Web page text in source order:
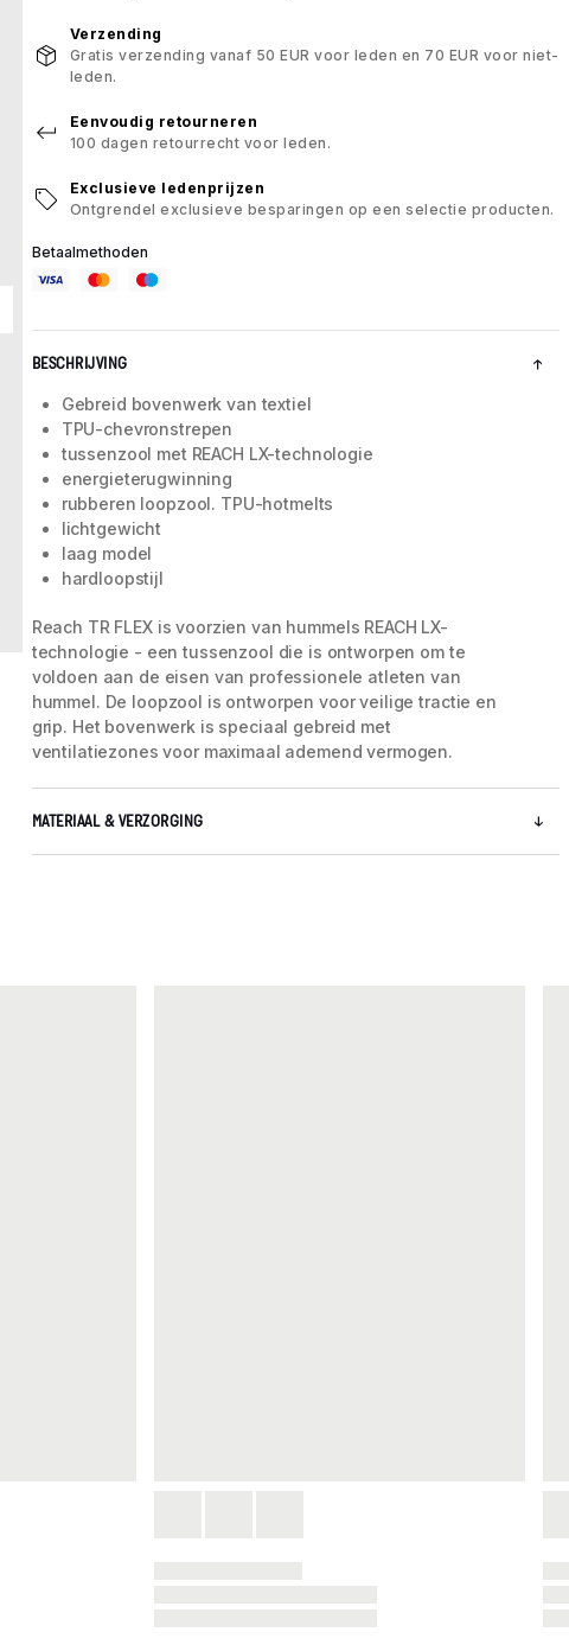
Verzending
Gratis verzending vanaf 50 EUR voor leden en 70 EUR voor niet-
leden.
Eenvoudig retourneren
100 dagen retourrecht voor leden.
Exclusieve ledenprijzen
Ontgrendel exclusieve besparingen op een selectie producten.
Betaalmethoden
BESCHRIJVING
Gebreid bovenwerk van textiel
TPU-chevronstrepen
tussenzool met REACH LX-technologie
energieterugwinning
rubberen loopzool. TPU-hotmelts
lichtgewicht
laag model
hardloopstijl
Reach TR FLEX is voorzien van hummels REACH LX-
technologie - een tussenzool die is ontworpen om te
voldoen aan de eisen van professionele atleten van
hummel. De loopzool is ontworpen voor veilige tractie en
grip. Het bovenwerk is speciaal gebreid met
ventilatiezones voor maximaal ademend vermogen.
MATERIAAL & VERZORGING